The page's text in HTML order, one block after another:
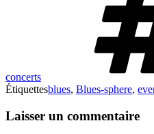
concerts
Étiquettesblues, Blues-sphere,
Laisser un commentaire